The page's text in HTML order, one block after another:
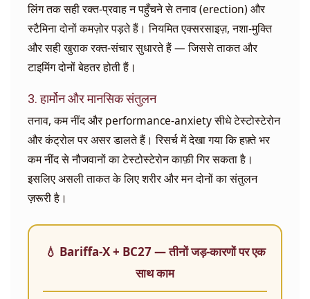
लिंग तक सही रक्त-प्रवाह न पहुँचने से तनाव (erection) और
स्टैमिना दोनों कमज़ोर पड़ते हैं। नियमित एक्सरसाइज़, नशा-मुक्ति
और सही खुराक रक्त-संचार सुधारते हैं — जिससे ताकत और
टाइमिंग दोनों बेहतर होती हैं।
3. हार्मोन और मानसिक संतुलन
तनाव, कम नींद और performance-anxiety सीधे टेस्टोस्टेरोन
और कंट्रोल पर असर डालते हैं। रिसर्च में देखा गया कि हफ़्ते भर
कम नींद से नौजवानों का टेस्टोस्टेरोन काफ़ी गिर सकता है।
इसलिए असली ताकत के लिए शरीर और मन दोनों का संतुलन
ज़रूरी है।
💧 Bariffa-X + BC27 — तीनों जड़-कारणों पर एक
साथ काम